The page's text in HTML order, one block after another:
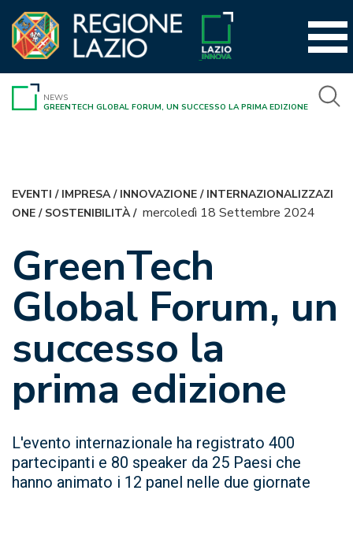
contenuto
NEWS
GREENTECH GLOBAL FORUM, UN SUCCESSO LA PRIMA EDIZIONE
EVENTI / IMPRESA/ INNOVAZIONE/ INTERNAZIONALIZZAZI
ONE/ SOSTENIBILITÀ/ mercoledì 18 Settembre 2024
GreenTech
Global Forum, un
successo la
prima edizione
L'evento internazionale ha registrato 400
partecipanti e 80 speaker da 25 Paesi che
hanno animato i 12 panel nelle due giornate